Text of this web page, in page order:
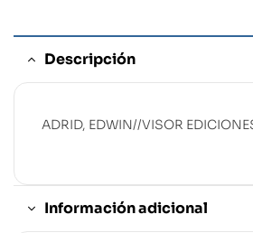
Descripción
ADRID, EDWIN//VISOR
Información adicional